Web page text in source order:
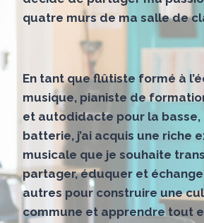
quatre murs de ma salle de
En tant que flûtiste formé à
musique, pianiste de
et autodidacte pour la
batterie, j’ai acquis une riche
musicale que je souhaite
partager, éduquer et
autres pour construire une
commune et apprendre tout